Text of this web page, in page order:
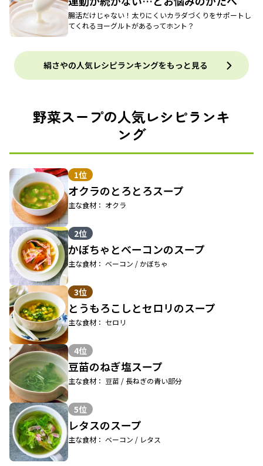
腸活だけじゃない！太りにくいカラダづくりをサポートし
てくれるヨーグルトがあるってホント？
絹さやの人気レシピランキングをもっと見る
野菜スープの人気レシピランキ
ング
1位
オクラのとろとろスープ
主な食材： オクラ
2位
かぼちゃとベーコンのスープ
主な食材： ベーコン / かぼちゃ
3位
とうもろこしとセロリのスープ
主な食材： セロリ
4位
豆苗のねぎ塩スープ
主な食材： 豆苗 / 長ねぎの青い部分
5位
レタスのスープ
主な食材： ベーコン / レタス